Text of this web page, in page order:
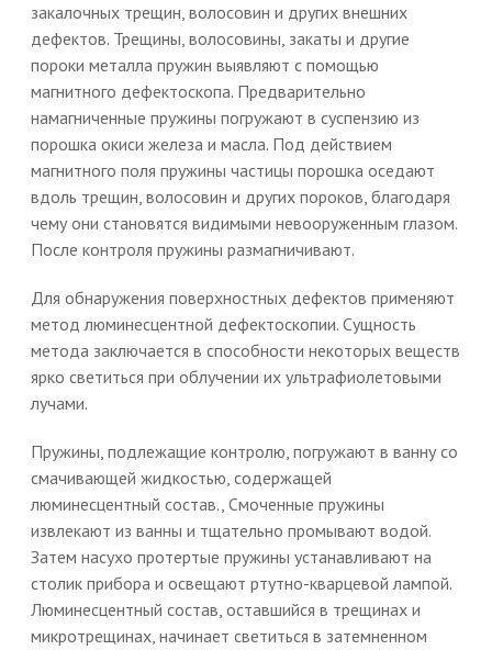
закалочных трещин, волосовин и других внешних
дефектов. Трещины, волосовины, закаты и другие
пороки металла пружин выявляют с помощью
магнитного дефектоскопа. Предварительно
намагниченные пружины погружают в суспензию из
порошка окиси железа и масла. Под действием
магнитного поля пружины частицы порошка оседают
вдоль трещин, волосовин и других пороков, благодаря
чему они становятся видимыми невооруженным глазом.
После контроля пружины размагничивают.
Для обнаружения поверхностных дефектов применяют
метод люминесцентной дефектоскопии. Сущность
метода заключается в способности некоторых веществ
ярко светиться при облучении их ультрафиолетовыми
лучами.
Пружины, подлежащие контролю, погружают в ванну со
смачивающей жидкостью, содержащей
люминесцентный состав., Смоченные пружины
извлекают из ванны и тщательно промывают водой.
Затем насухо протертые пружины устанавливают на
столик прибора и освещают ртутно-кварцевой лампой.
Люминесцентный состав, оставшийся в трещинах и
микротрещинах, начинает светиться в затемненном